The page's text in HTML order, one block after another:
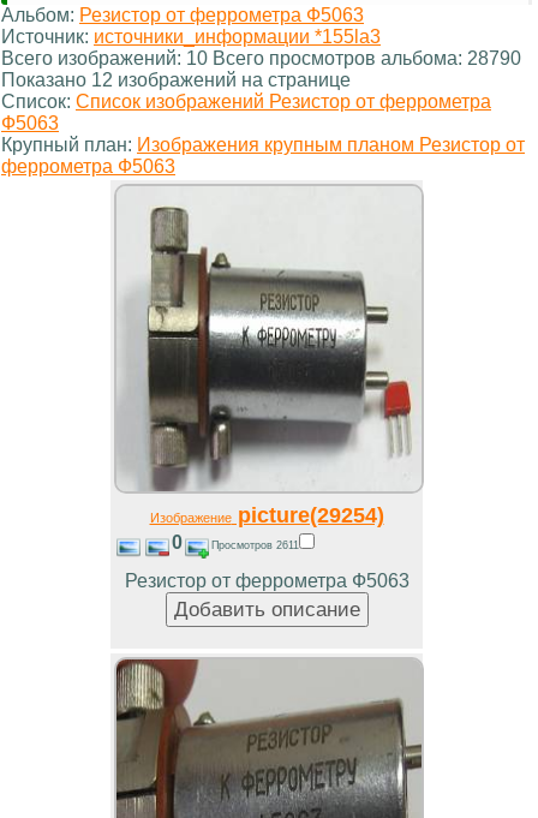
Альбом: Резистор от феррометра Ф5063
Источник: источники_информации *155la3
Всего изображений: 10 Всего просмотров альбома: 28790
Показано 12 изображений на странице
Список: Список изображений Резистор от феррометра
Ф5063
Крупный план: Изображения крупным планом Резистор от
феррометра Ф5063
Изображениеpicture(29254)
0 Просмотров 2611
Резистор от феррометра Ф5063